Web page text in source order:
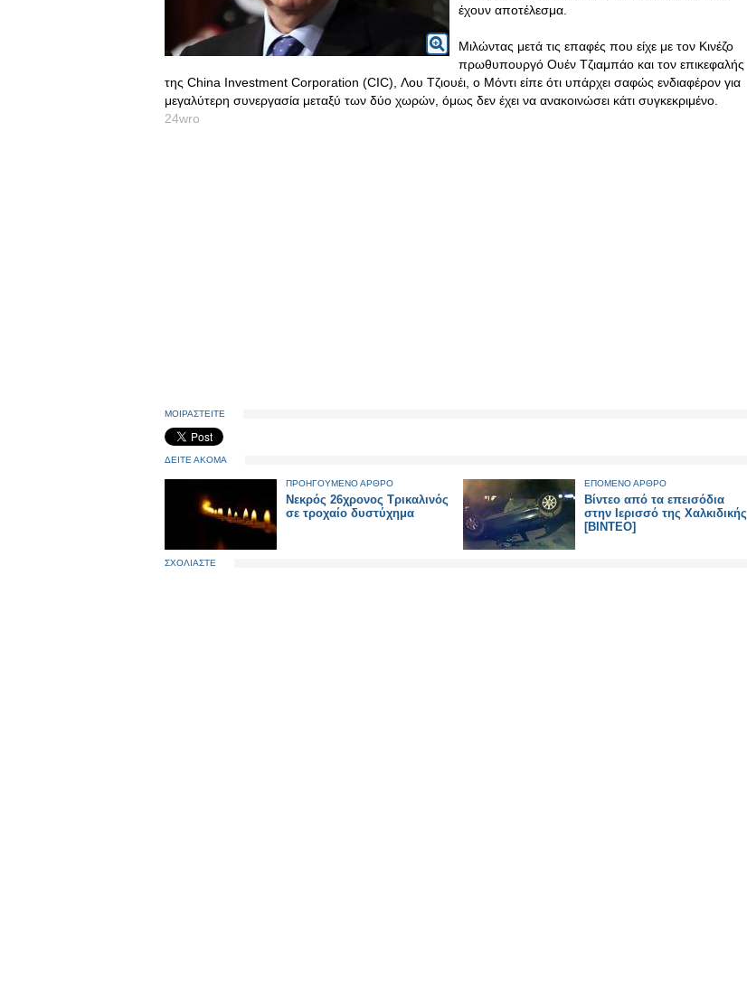
έχουν αποτέλεσμα.
Μιλώντας μετά τις επαφές που είχε με τον Κινέζο
πρωθυπουργό Ουέν Τζιαμπάο και τον επικεφαλής
της China Investment Corporation (CIC), Λου Τζιουέι, ο Μόντι είπε ότι υπάρχει σαφώς ενδιαφέρον για
μεγαλύτερη συνεργασία μεταξύ των δύο χωρών, όμως δεν έχει να ανακοινώσει κάτι συγκεκριμένο.
24wro
ΜΟΙΡΑΣΤΕΙΤΕ
ΔΕΙΤΕ ΑΚΟΜΑ
ΠΡΟΗΓΟΥΜΕΝΟ ΑΡΘΡΟ
Νεκρός 26χρονος Τρικαλινός
σε τροχαίο δυστύχημα
ΕΠΟΜΕΝΟ ΑΡΘΡΟ
Βίντεο από τα επεισόδια
στην Ιερισσό της Χαλκιδικής
[ΒΙΝΤΕΟ]
ΣΧΟΛΙΑΣΤΕ